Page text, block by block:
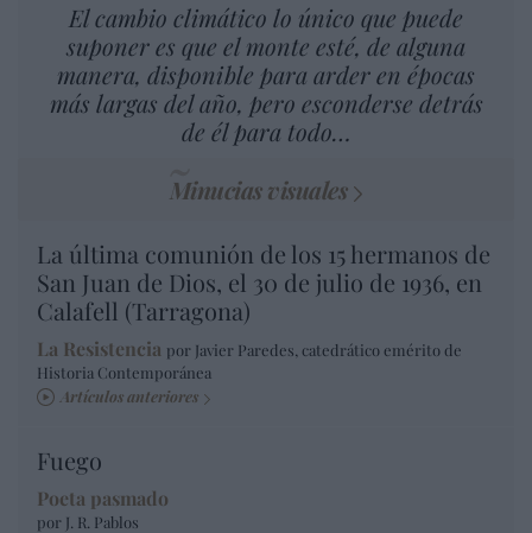
El cambio climático lo único que puede
suponer es que el monte esté, de alguna
manera, disponible para arder en épocas
más largas del año, pero esconderse detrás
de él para todo…
Minucias visuales
La última comunión de los 15 hermanos de
San Juan de Dios, el 30 de julio de 1936, en
Calafell (Tarragona)
La Resistencia por Javier Paredes, catedrático emérito de
Historia Contemporánea
Artículos anteriores
Fuego
Poeta pasmado
por J. R. Pablos